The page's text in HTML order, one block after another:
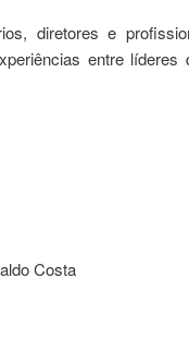
diretores e
entre líderes
Costa